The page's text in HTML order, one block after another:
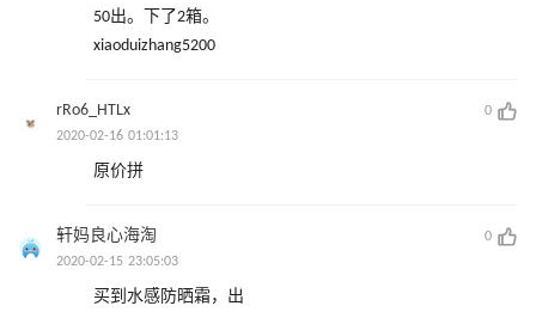
50出。下了2箱。
xiaoduizhang5200
rRo6_HTLx
0
2020-02-16 01:01:13
原价拼
轩妈良心海淘
0
2020-02-15 23:05:03
买到水感防晒霜，出